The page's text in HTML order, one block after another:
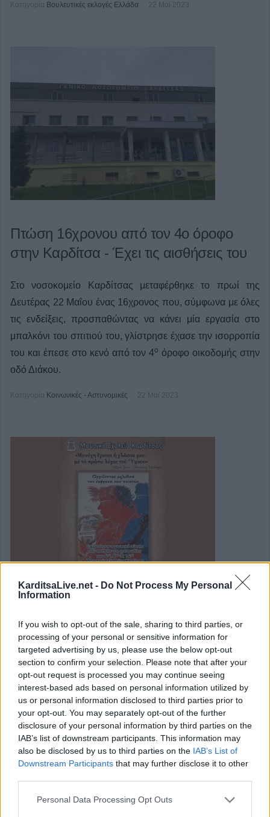
KarditsaLive.net - Do Not Process My Personal
Information
If you wish to opt-out of the sale, sharing to third parties, or
processing of your personal or sensitive information for
targeted advertising by us, please use the below opt-out
section to confirm your selection. Please note that after your
opt-out request is processed you may continue seeing
interest-based ads based on personal information utilized by
us or personal information disclosed to third parties prior to
your opt-out. You may separately opt-out of the further
disclosure of your personal information by third parties on the
IAB’s list of downstream participants. This information may
also be disclosed by us to third parties on the IAB’s List of
Downstream Participants that may further disclose it to other
Personal Data Processing Opt Outs
Κατηγορία Βουλευτικές εκλογές Ελλάδα 22 Μαϊ 2023
Πτώση 16χρονου από τον 4ο όροφο
στην Καρδίτσα - Έχει τις αισθήσεις του
Στο νοσοκομείο Καρδίτσας μεταφέρθηκε το πρωί της
Δευτέρας 22 Μαΐου ένας 16χρονος που, σύμφωνα με όλες
τις ενδείξεις, προσπαθώντας να κάνει μία εργασία στο
μπαλκόνι του σπιτιού του, γλίστρησε έχασε την ισορροπία
του και έπεσε στο κενό από τον 4ο όροφο οικοδομής στην
οδό Διάκου.
Κατηγορία Κοινωνικές - Αστυνομικές 22 Μαϊ 2023
«Αγγίζοντας μελωδικά την έκφραση των
ποιητών» - συναυλία του Μουσικού
Σχολείου Καρδίτσας
Τρίτη 23 Μαΐου, στις 8 το βράδυ στην αίθουσα
εκδηλώσεων του ξενοδοχείουThessalikonGrand
πραγματοποιηθεί η συναυλία του Μουσικού Σχολείου
Καρδίτσας που είχε αναβληθεί λόγω των δυσμενών
καιρικών συνθηκών της προηγούμενης εβδομάδας.